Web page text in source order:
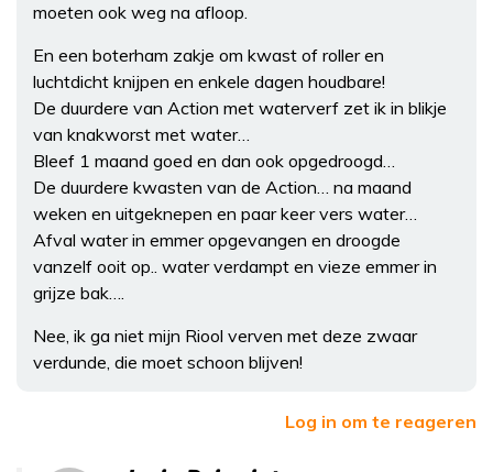
moeten ook weg na afloop.
En een boterham zakje om kwast of roller en
luchtdicht knijpen en enkele dagen houdbare!
De duurdere van Action met waterverf zet ik in blikje
van knakworst met water…
Bleef 1 maand goed en dan ook opgedroogd…
De duurdere kwasten van de Action… na maand
weken en uitgeknepen en paar keer vers water…
Afval water in emmer opgevangen en droogde
vanzelf ooit op.. water verdampt en vieze emmer in
grijze bak….
Nee, ik ga niet mijn Riool verven met deze zwaar
verdunde, die moet schoon blijven!
Log in om te reageren